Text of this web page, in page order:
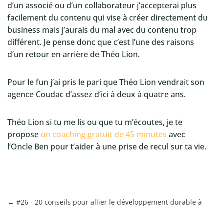
d’un associé ou d’un collaborateur j’accepterai plus
facilement du contenu qui vise à créer directement du
business mais j’aurais du mal avec du contenu trop
différent. Je pense donc que c’est l’une des raisons
d’un retour en arrière de Théo Lion.
Pour le fun j’ai pris le pari que Théo Lion vendrait son
agence Coudac d’assez d’ici à deux à quatre ans.
Théo Lion si tu me lis ou que tu m’écoutes, je te
propose un coaching gratuit de 45 minutes avec
l’Oncle Ben pour t’aider à une prise de recul sur ta vie.
← #26 - 20 conseils pour allier le développement durable à